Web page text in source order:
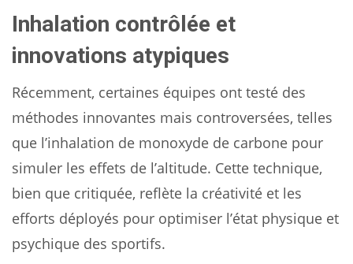
Inhalation contrôlée et
innovations atypiques
Récemment, certaines équipes ont testé des
méthodes innovantes mais controversées, telles
que l’inhalation de monoxyde de carbone pour
simuler les effets de l’altitude. Cette technique,
bien que critiquée, reflète la créativité et les
efforts déployés pour optimiser l’état physique et
psychique des sportifs.